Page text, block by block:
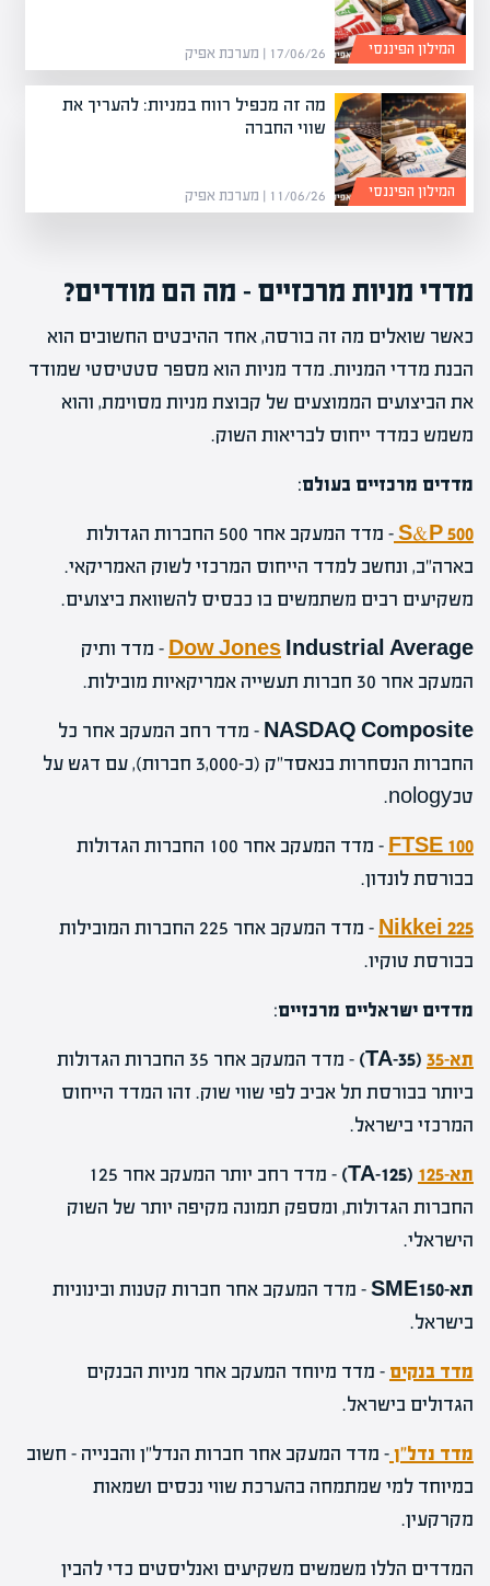
17/06/26 | מערכת אפיק המילון הפיננסי
מה זה מכפיל רווח במניות: להעריך את
שווי החברה
11/06/26 | מערכת אפיק המילון הפיננסי
מדדי מניות מרכזיים – מה הם מודדים?
כאשר שואלים מה זה בורסה, אחד ההיבטים החשובים הוא
הבנת מדדי המניות. מדד מניות הוא מספר סטטיסטי שמודד
את הביצועים הממוצעים של קבוצת מניות מסוימת, והוא
משמש כמדד ייחוס לבריאות השוק.
מדדים מרכזיים בעולם:
S&P 500
– מדד המעקב אחר 500 החברות הגדולות
בארה"ב, ונחשב למדד הייחוס המרכזי לשוק האמריקאי.
משקיעים רבים משתמשים בו כבסיס להשוואת ביצועים.
Dow Jones Industrial Average
– מדד ותיק
המעקב אחר 30 חברות תעשייה אמריקאיות מובילות.
NASDAQ Composite – מדד רחב המעקב אחר כל
החברות הנסחרות בנאסד"ק (כ-3,000 חברות), עם דגש על
טכnology.
FTSE 100
– מדד המעקב אחר 100 החברות הגדולות
בבורסת לונדון.
Nikkei 225
– מדד המעקב אחר 225 החברות המובילות
בבורסת טוקיו.
מדדים ישראליים מרכזיים:
תא-35 (TA-35)
– מדד המעקב אחר 35 החברות הגדולות
ביותר בבורסת תל אביב לפי שווי שוק. זהו המדד הייחוס
המרכזי בישראל.
תא-125 (TA-125)
– מדד רחב יותר המעקב אחר 125
החברות הגדולות, ומספק תמונה מקיפה יותר של השוק
הישראלי.
תא-SME150
– מדד המעקב אחר חברות קטנות ובינוניות
בישראל.
מדד בנקים – מדד מיוחד המעקב אחר מניות הבנקים
הגדולים בישראל.
מדד נדל"ן– מדד המעקב אחר חברות הנדל"ן והבנייה – חשוב
במיוחד למי שמתמחה בהערכת שווי נכסים ושמאות
מקרקעין.
המדדים הללו משמשים משקיעים ואנליסטים כדי להבין